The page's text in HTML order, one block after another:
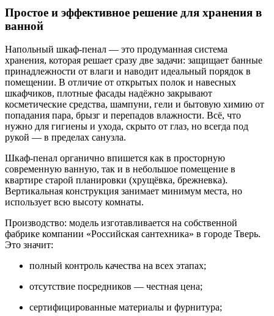
Простое и эффективное решение для хранения в
ванной
Напольный шкаф-пенал — это продуманная система
хранения, которая решает сразу две задачи: защищает банные
принадлежности от влаги и наводит идеальный порядок в
помещении. В отличие от открытых полок и навесных
шкафчиков, плотные фасады надёжно закрывают
косметические средства, шампуни, гели и бытовую химию от
попадания пара, брызг и перепадов влажности. Всё, что
нужно для гигиены и ухода, скрыто от глаз, но всегда под
рукой — в пределах санузла.
Шкаф-пенал органично впишется как в просторную
современную ванную, так и в небольшое помещение в
квартире старой планировки (хрущёвка, брежневка).
Вертикальная конструкция занимает минимум места, но
использует всю высоту комнаты.
Производство: модель изготавливается на собственной
фабрике компании «Российская сантехника» в городе Тверь.
Это значит:
полный контроль качества на всех этапах;
отсутствие посредников — честная цена;
сертифицированные материалы и фурнитура;